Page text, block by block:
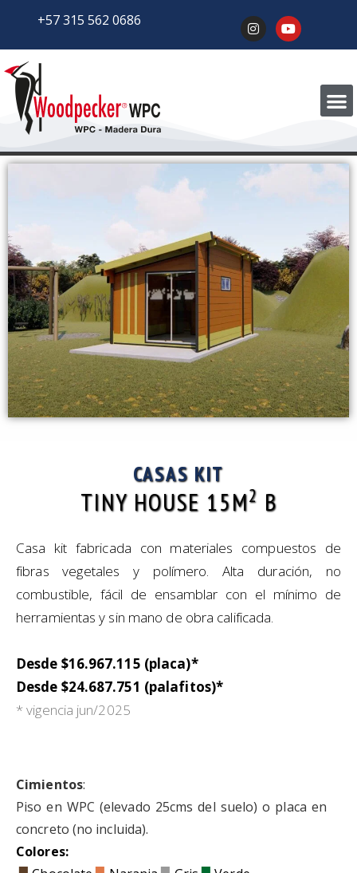
+57 315 562 0686
CASAS KIT
TINY HOUSE 15M2 B
Casa kit fabricada con materiales compuestos de
fibras vegetales y polímero. Alta duración, no
combustible, fácil de ensamblar con el mínimo de
herramientas y sin mano de obra calificada.
Desde $16.967.115 (placa)*
Desde $24.687.751 (palafitos)*
* vigencia jun/2025
Cimientos:
Piso en WPC (elevado 25cms del suelo) o placa en
concreto (no incluida).
Colores: